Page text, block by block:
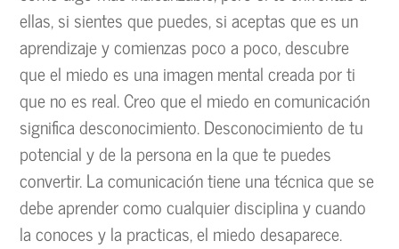
ellas, si sientes que puedes, si aceptas que es un
aprendizaje y comienzas poco a poco, descubre
que el miedo es una imagen mental creada por ti
que no es real. Creo que el miedo en comunicación
significa desconocimiento. Desconocimiento de tu
potencial y de la persona en la que te puedes
convertir. La comunicación tiene una técnica que se
debe aprender como cualquier disciplina y cuando
la conoces y la practicas, el miedo desaparece.